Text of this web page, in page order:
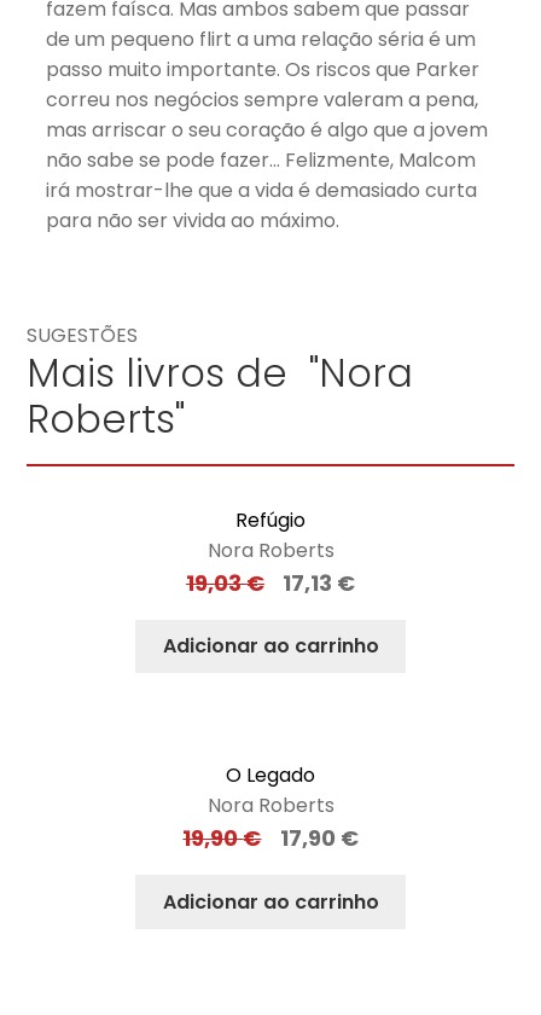
fazem faísca. Mas ambos sabem que passar
de um pequeno flirt a uma relação séria é um
passo muito importante. Os riscos que Parker
correu nos negócios sempre valeram a pena,
mas arriscar o seu coração é algo que a jovem
não sabe se pode fazer… Felizmente, Malcom
irá mostrar-lhe que a vida é demasiado curta
para não ser vivida ao máximo.
SUGESTÕES
Mais livros de "Nora
Roberts"
Refúgio
Nora Roberts
19,03€ 17,13 €
Adicionar ao carrinho
O Legado
Nora Roberts
19,90€ 17,90 €
Adicionar ao carrinho